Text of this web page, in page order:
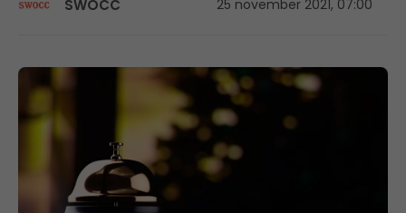
SWOCC 25 november 2021, 07:00